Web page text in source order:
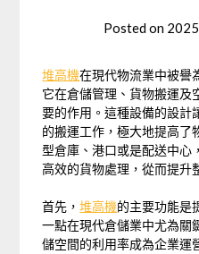
Posted on
堆高機在現代物流業中被譽
它在倉儲管理、貨物搬運及
要的作用。這種設備的設計
的搬運工作，極大地提高了
型倉庫、港口或是配送中心
高效的貨物處理，從而提升
首先，堆高機的主要功能是
一點在現代倉儲業中尤為關
儲空間的利用率成為企業運